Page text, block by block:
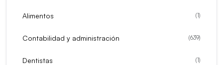
Alimentos (1)
Contabilidad y administración (639)
Dentistas (1)